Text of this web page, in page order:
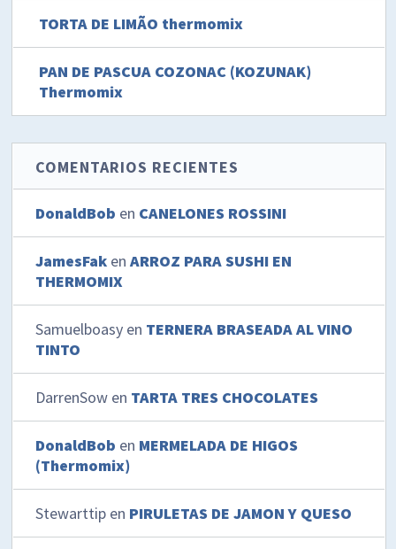
TORTA DE LIMÃO thermomix
PAN DE PASCUA COZONAC (KOZUNAK)
Thermomix
COMENTARIOS RECIENTES
DonaldBob en CANELONES ROSSINI
JamesFak enARROZ PARA SUSHI EN
THERMOMIX
Samuelboasy en TERNERA BRASEADA AL VINO
TINTO
DarrenSow en TARTA TRES CHOCOLATES
DonaldBob en MERMELADA DE HIGOS
(Thermomix)
Stewarttip en PIRULETAS DE JAMON Y QUESO